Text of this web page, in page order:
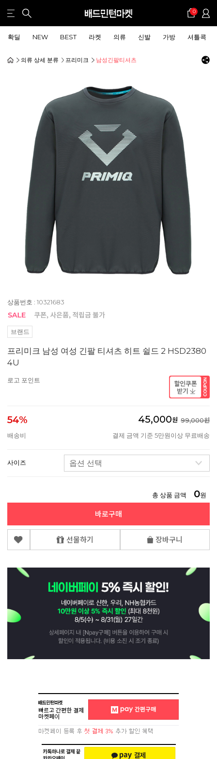
0
확딜 NEW BEST 라켓 의류 신발 가방 셔틀콕
의류 상세 분류 프리미크 남성긴팔티셔츠
상품번호 : 10321683
브랜드
프리미크 남성 여성 긴팔 티셔츠 히트 쉴드 2 HSD2380
4U
로고 포인트
54% 45,000원 99,000원
배송비
결제 금액 기준 5만원이상 무료배송
사이즈
총 상품 금액 0원
바로구매
선물하기 장바구니